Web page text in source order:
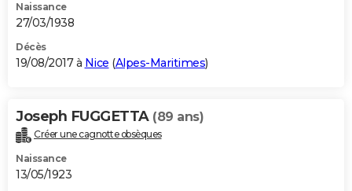
Naissance
27/03/1938
Décès
19/08/2017 à Nice (Alpes-Maritimes)
Joseph FUGGETTA (89 ans)
Créer une cagnotte obsèques
Naissance
13/05/1923